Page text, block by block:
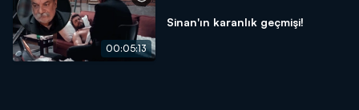
00:05:13
Sinan'ın karanlık geçmişi!